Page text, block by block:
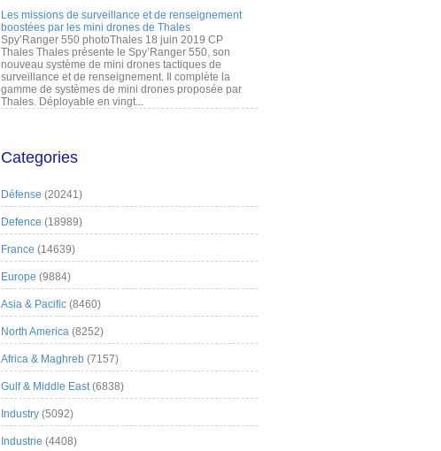
Les missions de surveillance et de renseignement
boostées par les mini drones de Thales
Spy’Ranger 550 photoThales 18 juin 2019 CP
Thales Thales présente le Spy’Ranger 550, son
nouveau système de mini drones tactiques de
surveillance et de renseignement. Il complète la
gamme de systèmes de mini drones proposée par
Thales. Déployable en vingt...
Categories
Défense (20241)
Defence (18989)
France (14639)
Europe (9884)
Asia & Pacific (8460)
North America (8252)
Africa & Maghreb (7157)
Gulf & Middle East(6838)
Industry (5092)
Industrie (4408)